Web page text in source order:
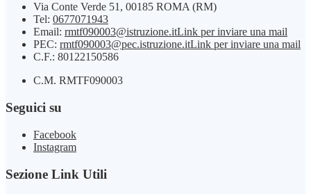
Via Conte Verde 51, 00185 ROMA (RM)
Tel: 0677071943
Email: rmtf090003@istruzione.itLink per inviare una mail
PEC: rmtf090003@pec.istruzione.itLink per inviare una mail
C.F.: 80122150586
C.M. RMTF090003
Seguici su
Facebook
Instagram
Sezione Link Utili